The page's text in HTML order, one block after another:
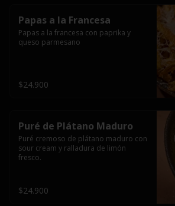
Papas a la Francesa
Papas a la francesa con paprika y
queso parmesano
$24.900
Puré de Plátano Maduro
Puré cremoso de plátano maduro con
sour cream y ralladura de limón
fresco.
$24.900